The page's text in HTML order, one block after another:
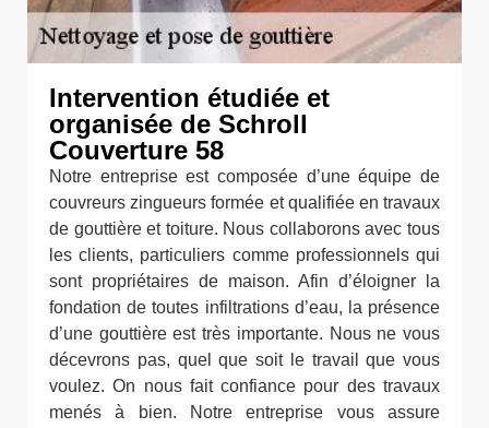
Intervention étudiée et
organisée de Schroll
Couverture 58
Notre entreprise est composée d’une équipe de
couvreurs zingueurs formée et qualifiée en travaux
de gouttière et toiture. Nous collaborons avec tous
les clients, particuliers comme professionnels qui
sont propriétaires de maison. Afin d’éloigner la
fondation de toutes infiltrations d’eau, la présence
d’une gouttière est très importante. Nous ne vous
décevrons pas, quel que soit le travail que vous
voulez. On nous fait confiance pour des travaux
menés à bien. Notre entreprise vous assure